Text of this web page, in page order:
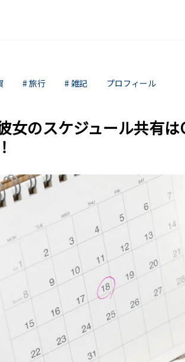
# 旅行 # 雑記 プロフィール
女のスケジュール共有